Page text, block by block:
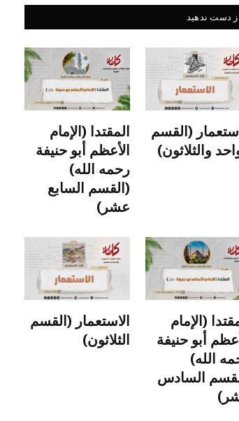
دست ندهید
(القسم
والثلاثون)
المقتدا (الإمام
الأعظم أبو حنيفة
رحمه الله)
(القسم السابع
عشر)
(الإمام
أبو حنيفة
الله)
السادس
الاستعمار (القسم
الثلاثون)